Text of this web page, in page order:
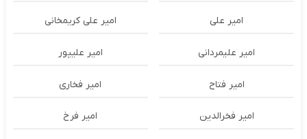
امیر علی امیر علی کریمخانی
امیر علیمردانی امیر علیپور
امیر فتاح امیر فخاری
امیر فخرالدین امیر فرخ